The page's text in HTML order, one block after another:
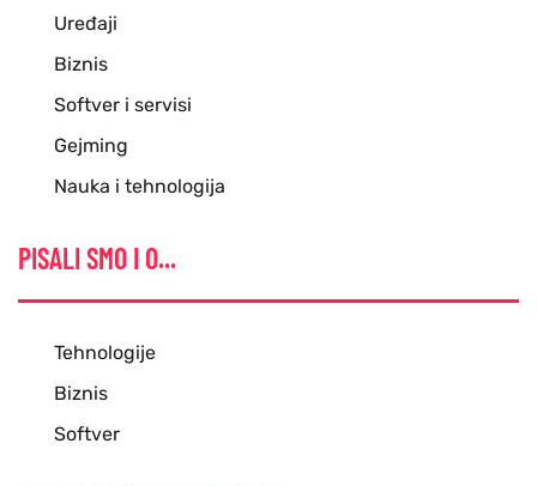
Uređaji
Biznis
Softver i servisi
Gejming
Nauka i tehnologija
PISALI SMO I O...
Tehnologije
Biznis
Softver